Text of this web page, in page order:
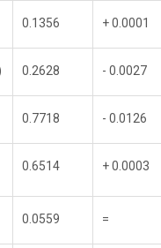
0.1356 + 0.0001
0.2628 - 0.0027
0.7718 - 0.0126
0.6514 + 0.0003
0.0559 =